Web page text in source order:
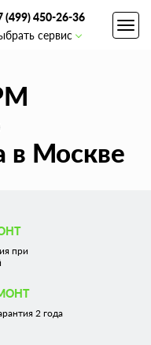
(499) 450-26-36
сервис
в Москве
при
2 года